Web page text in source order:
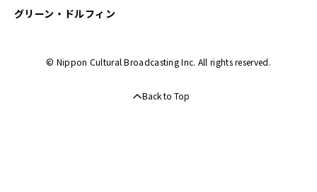
グリーン・ドルフィン
© Nippon Cultural Broadcasting Inc. All rights reserved.
Back to Top